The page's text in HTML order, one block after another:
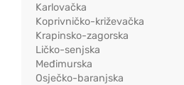
Karlovačka
Koprivničko-križevačka
Krapinsko-zagorska
Ličko-senjska
Međimurska
Osječko-baranjska